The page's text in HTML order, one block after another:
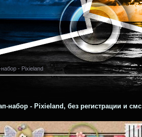
- Pixieland
набор - Pixieland, без регистрации и смс